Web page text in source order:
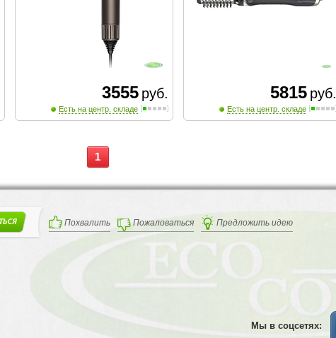
3555 руб.
Есть на центр. складе
5815 руб.
Есть на центр. складе
1
Похвалить Пожаловаться Предложить идею
Мы в соцсетях: